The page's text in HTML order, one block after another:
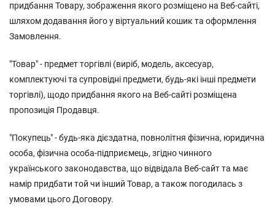
придбання Товару, зображення якого розміщено на Веб-сайті,
шляхом додавання його у віртуальний кошик та оформлення
Замовлення.
"Товар" - предмет торгівлі (виріб, модель, аксесуар,
комплектуючі та супровідні предмети, будь-які інші предмети
торгівлі), щодо придбання якого на Веб-сайті розміщена
пропозиція Продавця.
"Покупець" - будь-яка дієздатна, повнолітня фізична, юридична
особа, фізична особа-підприємець, згідно чинного
українського законодавства, що відвідала Веб-сайт та має
намір придбати той чи інший Товар, а також погодилась з
умовами цього Договору.